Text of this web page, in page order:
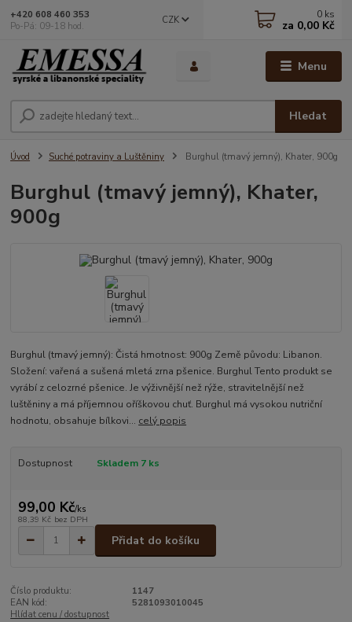
Menu
CZK
Hledat
+420 608 460 353
Po-Pá: 09-18 hod.
0 ks
za 0,00 Kč
Úvod Suché potraviny a Luštěniny Burghul (tmavý jemný), Khater, 900g
Burghul (tmavý jemný), Khater,
900g
Burghul (tmavý jemný): Čistá hmotnost: 900g Země původu: Libanon.
Složení: vařená a sušená mletá zrna pšenice. Burghul Tento produkt se
vyrábí z celozrné pšenice. Je výživnější než rýže, stravitelnější než
luštěniny a má příjemnou oříškovou chuť. Burghul má vysokou nutriční
hodnotu, obsahuje bílkovi... celý popis
Dostupnost Skladem 7 ks
99,00 Kč/ks
88,39 Kč bez DPH
Přidat do košíku
Číslo produktu:
1147
EAN kód:
5281093010045
Hlídat cenu / dostupnost